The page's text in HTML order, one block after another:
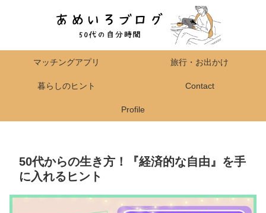
マッチングアプリ 旅行・お出かけ
暮らしのヒント Contact
Profile
50代からの生き方！『経済的な自由』を手
に入れるヒント